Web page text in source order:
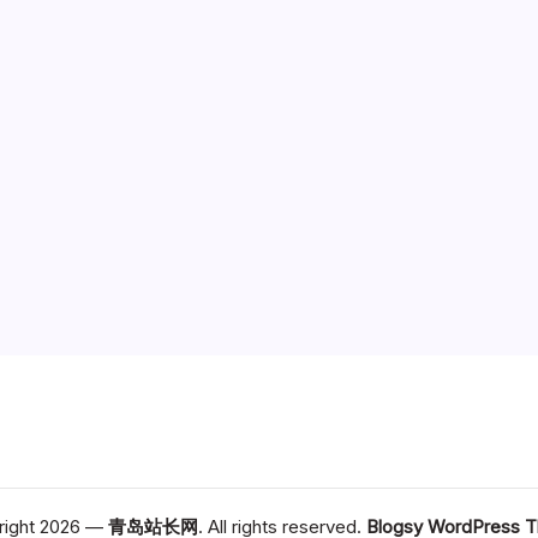
2026 — 青岛站长网. All rights reserved. Blogsy WordPress